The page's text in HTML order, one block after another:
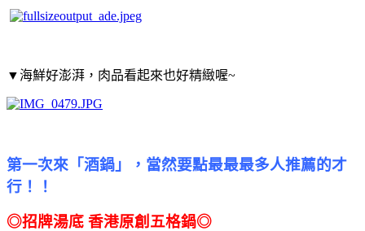
▼海鮮好澎湃，肉品看起來也好精緻喔~
第一次來「酒鍋」，當然要點最最最多人推薦的才
行！！
◎招牌湯底 香港原創五格鍋◎